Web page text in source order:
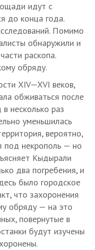
идут с
до конца года.
Помимо
обнаружили и
раскопа.
обряду.
XIV—XVI веков,
обживаться после
несколько раз
уменьшилась
вероятно,
под некрополь — но
Кыдырали
два погребения, и
было городское
что захоронения
обряду — на это
повернутые в
будут изучены